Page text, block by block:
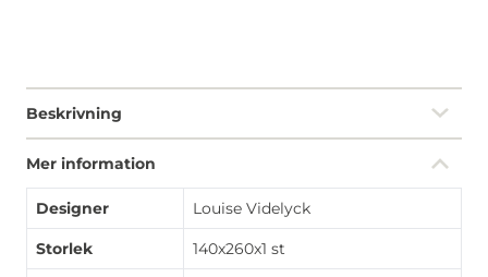
Beskrivning
Mer information
Designer Louise Videlyck
Storlek 140x260x1 st